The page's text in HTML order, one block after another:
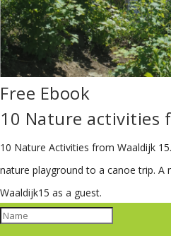
Free Ebook
10 Nature activities
10 Nature Activities from Waaldijk 15.
nature playground to a canoe trip.
Waaldijk15 as a guest.